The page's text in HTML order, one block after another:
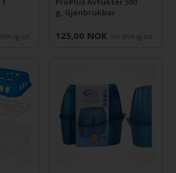
og toll
g, Gjenbrukbar
125,00 NOK incl MVA og toll